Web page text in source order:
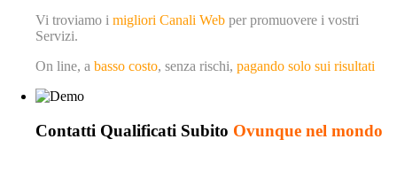
Vi troviamo i migliori Canali Web per promuovere i vostri
Servizi.
On line, a basso costo, senza rischi, pagando solo sui risultati
Contatti Qualificati Subito Ovunque nel mondo